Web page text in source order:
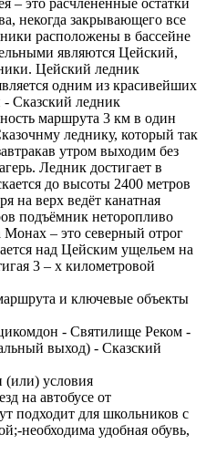
некогда закрывающего все
расположены в бассейне
являются Цейский,
Цейский ледник
одним из красивейших
Сказский ледник
маршрута 3 км в один
леднику, который так
утром выходим без
Ледник достигает в
до высоты 2400 метров
на верх ведёт канатная
подъёмник неторопливо
Монах – это северный отрог
над Цейским ущельем на
3 – х километровой
и ключевые объекты
- Святилище Реком -
выход) - Сказский
(или) условия
на автобусе от
подходит для школьников с
необходима удобная обувь,